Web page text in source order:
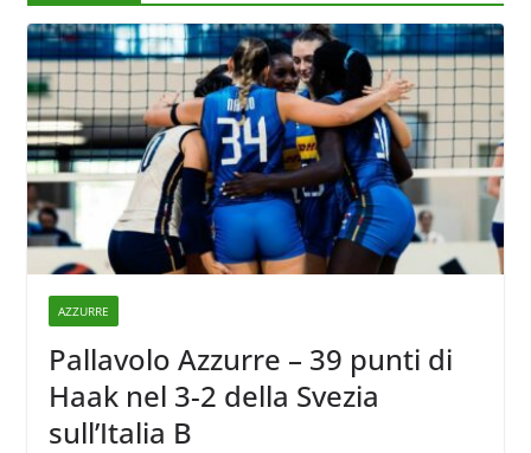
AZZURRE
Pallavolo Azzurre – 39 punti di
Haak nel 3-2 della Svezia
sull’Italia B